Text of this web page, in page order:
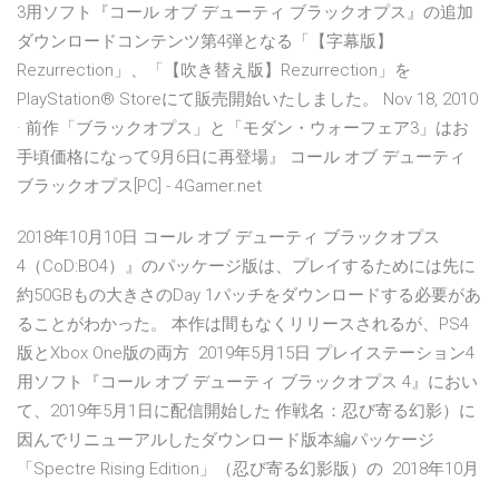
3用ソフト『コール オブ デューティ ブラックオプス』の追加
ダウンロードコンテンツ第4弾となる「【字幕版】
Rezurrection」、「【吹き替え版】Rezurrection」を
PlayStation® Storeにて販売開始いたしました。 Nov 18, 2010
· 前作「ブラックオプス」と「モダン・ウォーフェア3」はお
手頃価格になって9月6日に再登場』 コール オブ デューティ
ブラックオプス[PC] - 4Gamer.net
2018年10月10日 コール オブ デューティ ブラックオプス
4（CoD:BO4）』のパッケージ版は、プレイするためには先に
約50GBもの大きさのDay 1パッチをダウンロードする必要があ
ることがわかった。 本作は間もなくリリースされるが、PS4
版とXbox One版の両方 2019年5月15日 プレイステーション4
用ソフト『コール オブ デューティ ブラックオプス 4』におい
て、2019年5月1日に配信開始した 作戦名：忍び寄る幻影）に
因んでリニューアルしたダウンロード版本編パッケージ
「Spectre Rising Edition」（忍び寄る幻影版）の 2018年10月